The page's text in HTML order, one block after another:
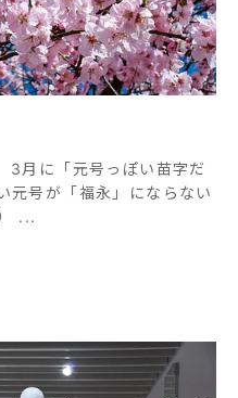
3月に「元号っぽい苗字だ
元号が「福永」にならない
...